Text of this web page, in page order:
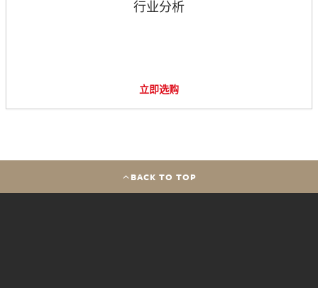
行业分析
立即选购
BACK TO TOP